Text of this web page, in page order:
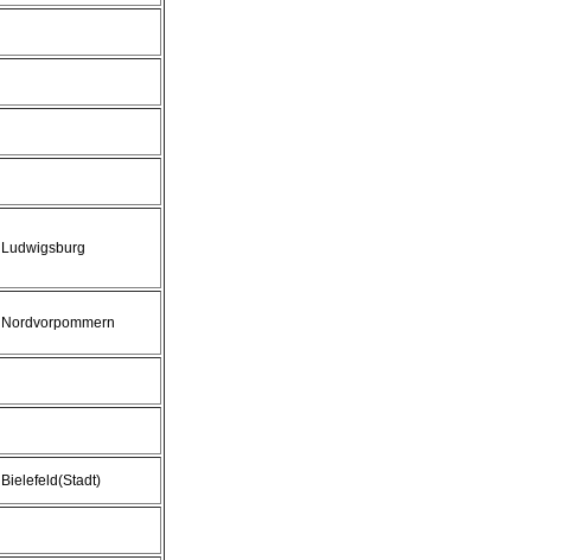
Ludwigsburg
Nordvorpommern
Bielefeld(Stadt)